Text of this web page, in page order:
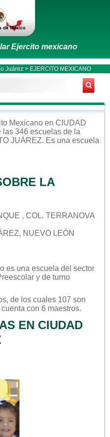
Ejercito mexicano
Juárez > EJERCITO MEXICANO
Mexicano en CIUDAD
las 346 escuelas de la
JUÁREZ. Es una escuela
LA
, COL. TERRANOVA
NUEVO LEÓN
es una escuela del sector
y de turno
de los cuales 107 son
con 6 maestros.
EN CIUDAD